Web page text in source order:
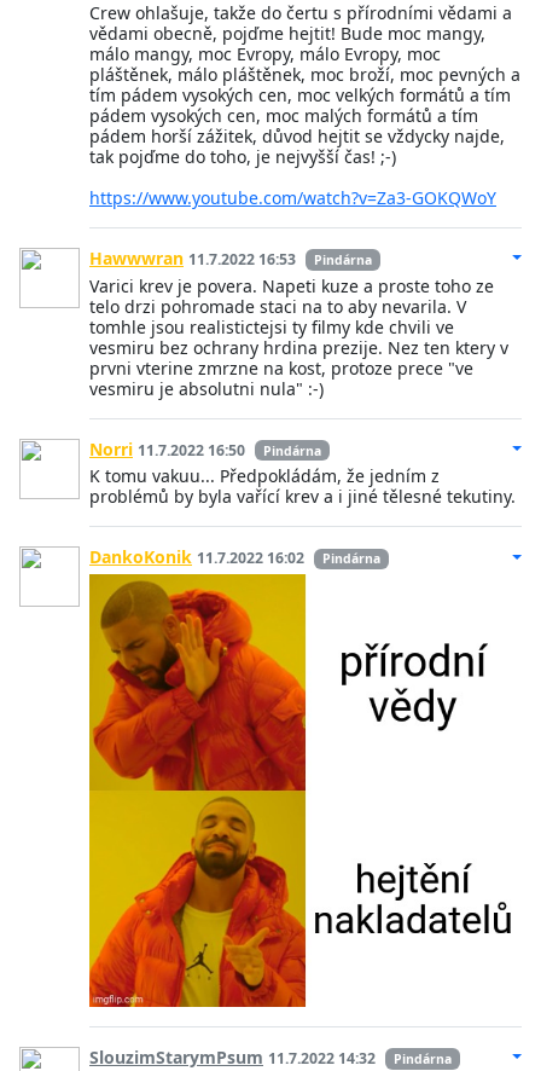
Crew ohlašuje, takže do čertu s přírodními vědami a
vědami obecně, pojďme hejtit! Bude moc mangy,
málo mangy, moc Evropy, málo Evropy, moc
pláštěnek, málo pláštěnek, moc broží, moc pevných a
tím pádem vysokých cen, moc velkých formátů a tím
pádem vysokých cen, moc malých formátů a tím
pádem horší zážitek, důvod hejtit se vždycky najde,
tak pojďme do toho, je nejvyšší čas! ;-)
https://www.youtube.com/watch?v=Za3-GOKQWoY
Hawwwran 11.7.2022 16:53 Pindárna
Varici krev je povera. Napeti kuze a proste toho ze
telo drzi pohromade staci na to aby nevarila. V
tomhle jsou realistictejsi ty filmy kde chvili ve
vesmiru bez ochrany hrdina prezije. Nez ten ktery v
prvni vterine zmrzne na kost, protoze prece "ve
vesmiru je absolutni nula" :-)
Norri 11.7.2022 16:50 Pindárna
K tomu vakuu... Předpokládám, že jedním z
problémů by byla vařící krev a i jiné tělesné tekutiny.
DankoKonik 11.7.2022 16:02 Pindárna
SlouzimStarymPsum 11.7.2022 14:32 Pindárna